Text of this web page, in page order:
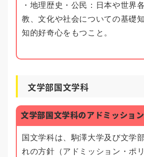
・地理歴史・公民：日本や世界
教、文化や社会についての基礎
知的好奇心をもつこと。
文学部国文学科
文学部国文学科のアドミッショ
国文学科は、駒澤大学及び文学
れの方針（アドミッション・ポ